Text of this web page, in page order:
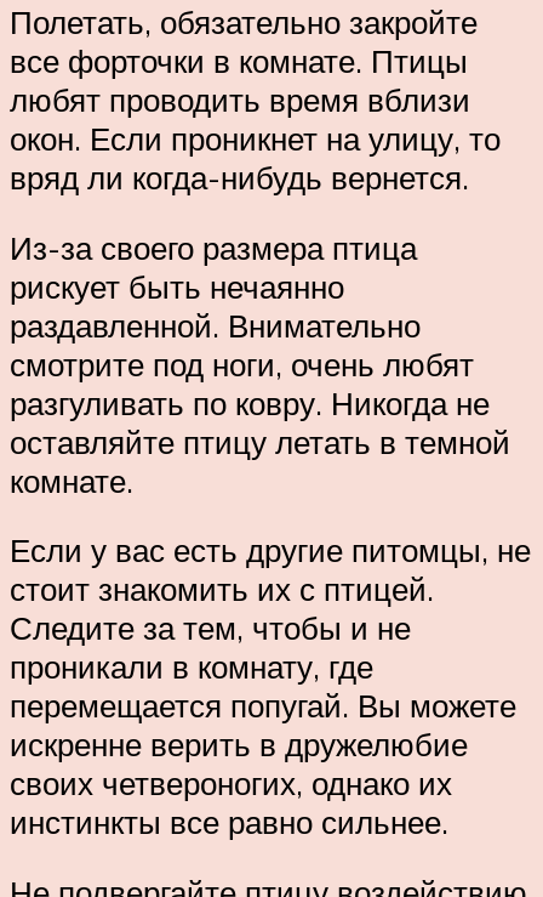
Полетать, обязательно закройте
все форточки в комнате. Птицы
любят проводить время вблизи
окон. Если проникнет на улицу, то
вряд ли когда-нибудь вернется.
Из-за своего размера птица
рискует быть нечаянно
раздавленной. Внимательно
смотрите под ноги, очень любят
разгуливать по ковру. Никогда не
оставляйте птицу летать в темной
комнате.
Если у вас есть другие питомцы, не
стоит знакомить их с птицей.
Следите за тем, чтобы и не
проникали в комнату, где
перемещается попугай. Вы можете
искренне верить в дружелюбие
своих четвероногих, однако их
инстинкты все равно сильнее.